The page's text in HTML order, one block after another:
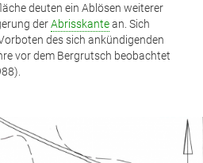
deuten ein Ablösen weiterer
derAbrisskantean. Sich
des sich ankündigenden
vor dem Bergrutsch beobachtet